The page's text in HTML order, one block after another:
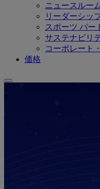
ニュースルー
リーダーシッ
スポーツ パー
サステナビリ
コーポレート
価格